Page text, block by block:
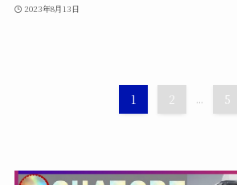
2023年8月13日
1 2 ... 5